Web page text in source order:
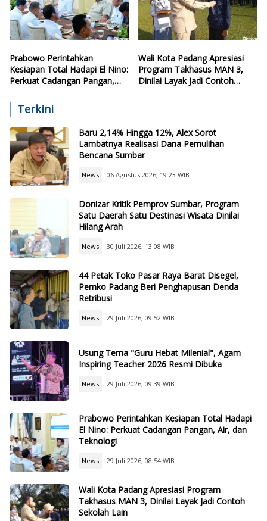
Prabowo Perintahkan
Kesiapan Total Hadapi El Nino:
Perkuat Cadangan Pangan,
Wali Kota Padang Apresiasi
Program Takhasus MAN 3,
Dinilai Layak Jadi Contoh
Terkini
Baru 2,14% Hingga 12%, Alex Sorot
Lambatnya Realisasi Dana Pemulihan
Bencana Sumbar
News 06 Agustus 2026, 19:23 WIB
Donizar Kritik Pemprov Sumbar, Program
Satu Daerah Satu Destinasi Wisata Dinilai
Hilang Arah
News 30 Juli 2026, 13:08 WIB
44 Petak Toko Pasar Raya Barat Disegel,
Pemko Padang Beri Penghapusan Denda
Retribusi
News 29 Juli 2026, 09:52 WIB
Usung Tema "Guru Hebat Milenial", Agam
Inspiring Teacher 2026 Resmi Dibuka
News 29 Juli 2026, 09:39 WIB
Prabowo Perintahkan Kesiapan Total Hadapi
El Nino: Perkuat Cadangan Pangan, Air, dan
Teknologi
News 29 Juli 2026, 08:54 WIB
Wali Kota Padang Apresiasi Program
Takhasus MAN 3, Dinilai Layak Jadi Contoh
Sekolah Lain